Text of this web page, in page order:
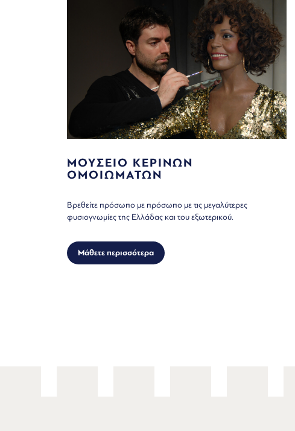
ΜΟΥΣΕΙΟ ΚΕΡΙΝΩΝ
ΟΜΟΙΩΜΑΤΩΝ
Βρεθείτε πρόσωπο με πρόσωπο με τις μεγαλύτερες
φυσιογνωμίες της Ελλάδας και του εξωτερικού.
Μάθετε περισσότερα